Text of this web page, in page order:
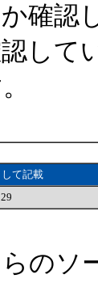
確認
して
て記載
のソ